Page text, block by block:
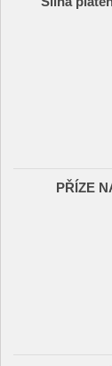
PŘÍZE